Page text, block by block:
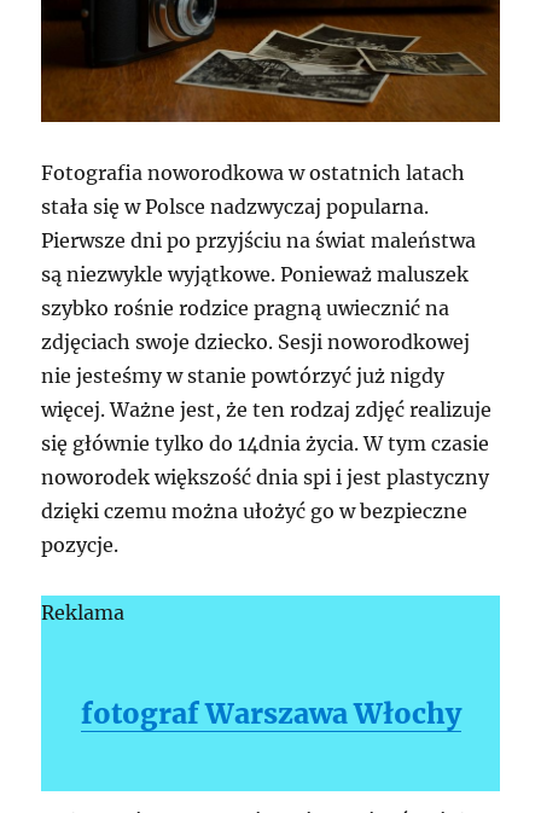
Fotografia noworodkowa w ostatnich latach
stała się w Polsce nadzwyczaj popularna.
Pierwsze dni po przyjściu na świat maleństwa
są niezwykle wyjątkowe. Ponieważ maluszek
szybko rośnie rodzice pragną uwiecznić na
zdjęciach swoje dziecko. Sesji noworodkowej
nie jesteśmy w stanie powtórzyć już nigdy
więcej. Ważne jest, że ten rodzaj zdjęć realizuje
się głównie tylko do 14dnia życia. W tym czasie
noworodek większość dnia spi i jest plastyczny
dzięki czemu można ułożyć go w bezpieczne
pozycje.
Reklama
fotograf Warszawa Włochy